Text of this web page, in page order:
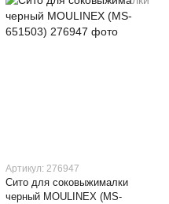
Артикул: 276947
Сито для соковыжималки
черный MOULINEX (MS-